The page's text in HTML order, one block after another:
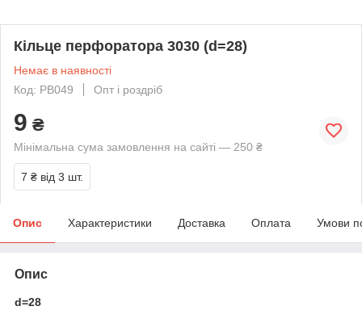
Кільце перфоратора 3030 (d=28)
Немає в наявності
Код: PB049
Опт і роздріб
9 ₴
Мінімальна сума замовлення на сайті — 250 ₴
7 ₴ від 3 шт.
Опис Характеристики Доставка Оплата Умови
Опис
d=28